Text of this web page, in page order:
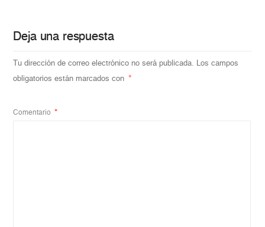
Deja una respuesta
Tu dirección de correo electrónico no será publicada. Los campos
obligatorios están marcados con
*
Comentario *